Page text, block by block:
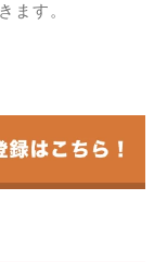
ます。